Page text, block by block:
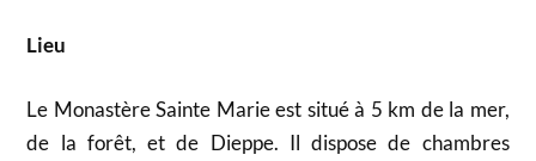
Lieu
Le Monastère Sainte Marie est situé à 5 km de la mer,
de la forêt, et de Dieppe. Il dispose de chambres